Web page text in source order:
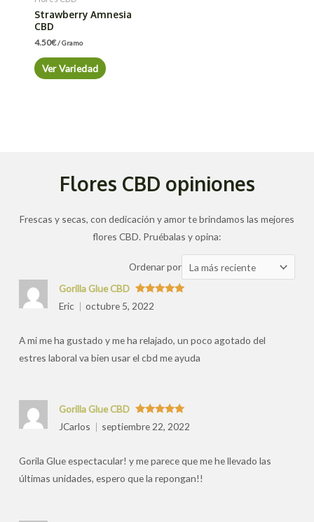
Strawberry Amnesia
CBD
4.50€/ Gramo
Ver Variedad
Flores CBD opiniones
Frescas y secas, con dedicación y amor te brindamos las mejores
flores CBD. Pruébalas y opina:
Ordenar por Ordenar
las
Valorado
con
Gorilla Glue CBD
Eric
octubre 5, 2022
A mi me ha gustado y me ha relajado, un poco agotado del
estres laboral va bien usar el cbd me ayuda
Valorado
con5de 5
Gorilla Glue CBD
JCarlos
septiembre 22, 2022
Gorila Glue espectacular! y me parece que me he llevado las
últimas unidades, espero que la repongan!!